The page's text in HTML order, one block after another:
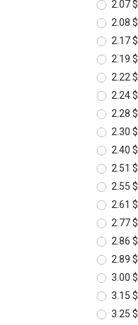
2.07 $
2.08 $
2.17 $
2.19 $
2.22 $
2.24 $
2.28 $
2.30 $
2.40 $
2.51 $
2.55 $
2.61 $
2.77 $
2.86 $
2.89 $
3.00 $
3.15 $
3.25 $